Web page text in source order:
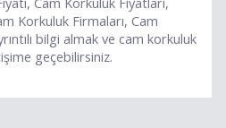
Korkuluk Firmaları, Cam
bilgi almak ve cam korkuluk
geçebilirsiniz.